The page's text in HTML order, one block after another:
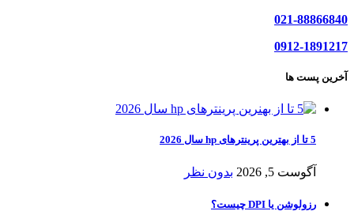
021-88866840
0912-1891217
آخرین پست ها
5 تا از بهترین پرینترهای hp سال 2026
آگوست 5, 2026 بدون نظر
رزولوشن یا DPI چیست؟